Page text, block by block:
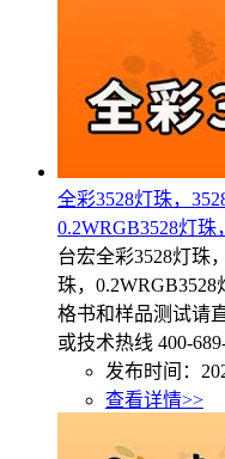
全彩3528灯珠，
0.2WRGB3528灯珠
台宏全彩3528灯珠
珠，
格书和样品测试请
或技术热线 400-
发布时间：
查看详情>>